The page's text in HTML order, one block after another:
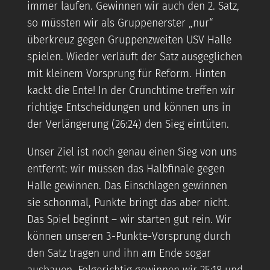
immer laufen. Gewinnen wir auch den 2. Satz,
so müssten wir als Gruppenerster „nur“
überkreuz gegen Gruppenzweiten USV Halle
spielen. Wieder verläuft der Satz ausgeglichen
mit kleinem Vorsprung für Reform. Hinten
kackt die Ente! In der Crunchtime treffen wir
richtige Entscheidungen und können uns in
der Verlängerung (26:24) den Sieg eintüten.
Unser Ziel ist noch genau einen Sieg von uns
entfernt: wir müssen das Halbfinale gegen
Halle gewinnen. Das Einschlagen gewinnen
sie schonmal, Punkte bringt das aber nicht.
Das Spiel beginnt – wir starten gut rein. Wir
können unseren 3-Punkte-Vorsprung durch
den Satz tragen und ihn am Ende sogar